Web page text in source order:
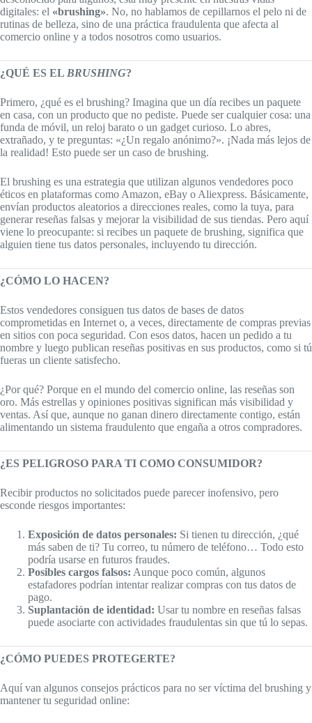
digitales: el «brushing». No, no hablamos de cepillarnos el pelo ni de
rutinas de belleza, sino de una práctica fraudulenta que afecta al
comercio online y a todos nosotros como usuarios.
¿QUÉ ES EL BRUSHING?
Primero, ¿qué es el brushing? Imagina que un día recibes un paquete
en casa, con un producto que no pediste. Puede ser cualquier cosa: una
funda de móvil, un reloj barato o un gadget curioso. Lo abres,
extrañado, y te preguntas: «¿Un regalo anónimo?». ¡Nada más lejos de
la realidad! Esto puede ser un caso de brushing.
El brushing es una estrategia que utilizan algunos vendedores poco
éticos en plataformas como Amazon, eBay o Aliexpress. Básicamente,
envían productos aleatorios a direcciones reales, como la tuya, para
generar reseñas falsas y mejorar la visibilidad de sus tiendas. Pero aquí
viene lo preocupante: si recibes un paquete de brushing, significa que
alguien tiene tus datos personales, incluyendo tu dirección.
¿CÓMO LO HACEN?
Estos vendedores consiguen tus datos de bases de datos
comprometidas en Internet o, a veces, directamente de compras previas
en sitios con poca seguridad. Con esos datos, hacen un pedido a tu
nombre y luego publican reseñas positivas en sus productos, como si tú
fueras un cliente satisfecho.
¿Por qué? Porque en el mundo del comercio online, las reseñas son
oro. Más estrellas y opiniones positivas significan más visibilidad y
ventas. Así que, aunque no ganan dinero directamente contigo, están
alimentando un sistema fraudulento que engaña a otros compradores.
¿ES PELIGROSO PARA TI COMO CONSUMIDOR?
Recibir productos no solicitados puede parecer inofensivo, pero
esconde riesgos importantes:
Exposición de datos personales: Si tienen tu dirección, ¿qué
más saben de ti? Tu correo, tu número de teléfono… Todo esto
podría usarse en futuros fraudes.
Posibles cargos falsos: Aunque poco común, algunos
estafadores podrían intentar realizar compras con tus datos de
pago.
Suplantación de identidad: Usar tu nombre en reseñas falsas
puede asociarte con actividades fraudulentas sin que tú lo sepas.
¿CÓMO PUEDES PROTEGERTE?
Aquí van algunos consejos prácticos para no ser víctima del brushing y
mantener tu seguridad online: